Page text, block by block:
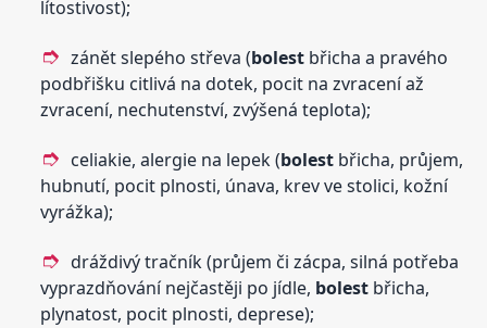
lítostivost);
zánět slepého střeva (bolest břicha a pravého
podbřišku citlivá na dotek, pocit na zvracení až
zvracení, nechutenství, zvýšená teplota);
celiakie, alergie na lepek (bolest břicha, průjem,
hubnutí, pocit plnosti, únava, krev ve stolici, kožní
vyrážka);
dráždivý tračník (průjem či zácpa, silná potřeba
vyprazdňování nejčastěji po jídle, bolest břicha,
plynatost, pocit plnosti, deprese);